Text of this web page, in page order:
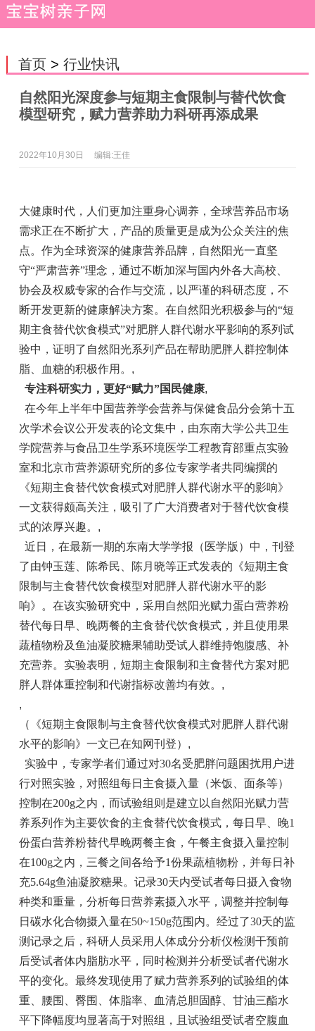
首页> 行业快讯
自然阳光深度参与短期主食限制与替代饮食
模型研究，赋力营养助力科研再添成果
2022年10月30日 编辑:王佳
大健康时代，人们更加注重身心调养，全球营养品市场
需求正在不断扩大，产品的质量更是成为公众关注的焦
点。作为全球资深的健康营养品牌，自然阳光一直坚
守“严肃营养”理念，通过不断加深与国内外各大高校、
协会及权威专家的合作与交流，以严谨的科研态度，不
断开发更新的健康解决方案。在自然阳光积极参与的“短
期主食替代饮食模式”对肥胖人群代谢水平影响的系列试
验中，证明了自然阳光系列产品在帮助肥胖人群控制体
脂、血糖的积极作用。 ,
专注科研实力，更好“赋力”国民健康,
在今年上半年中国营养学会营养与保健食品分会第十五
次学术会议公开发表的论文集中，由东南大学公共卫生
学院营养与食品卫生学系环境医学工程教育部重点实验
室和北京市营养源研究所的多位专家学者共同编撰的
《短期主食替代饮食模式对肥胖人群代谢水平的影响》
一文获得颇高关注，吸引了广大消费者对于替代饮食模
式的浓厚兴趣。 ,
近日，在最新一期的东南大学学报（医学版）中，刊登
了由钟玉莲、陈希民、陈月晓等正式发表的《短期主食
限制与主食替代饮食模型对肥胖人群代谢水平的影
响》。在该实验研究中，采用自然阳光赋力蛋白营养粉
替代每日早、晚两餐的主食替代饮食模式，并且使用果
蔬植物粉及鱼油凝胶糖果辅助受试人群维持饱腹感、补
充营养。实验表明，短期主食限制和主食替代方案对肥
胖人群体重控制和代谢指标改善均有效。 ,
,
（《短期主食限制与主食替代饮食模式对肥胖人群代谢
水平的影响》一文已在知网刊登） ,
实验中，专家学者们通过对30名受肥胖问题困扰用户进
行对照实验，对照组每日主食摄入量（米饭、面条等）
控制在200g之内，而试验组则是建立以自然阳光赋力营
养系列作为主要饮食的主食替代饮食模式，每日早、晚1
份蛋白营养粉替代早晚两餐主食，午餐主食摄入量控制
在100g之内，三餐之间各给予1份果蔬植物粉，并每日补
充5.64g鱼油凝胶糖果。记录30天内受试者每日摄入食物
种类和重量，分析每日营养素摄入水平，调整并控制每
日碳水化合物摄入量在50~150g范围内。经过了30天的监
测记录之后，科研人员采用人体成分分析仪检测干预前
后受试者体内脂肪水平，同时检测并分析受试者代谢水
平的变化。最终发现使用了赋力营养系列的试验组的体
重、腰围、臀围、体脂率、血清总胆固醇、甘油三酯水
平下降幅度均显著高于对照组，且试验组受试者空腹血